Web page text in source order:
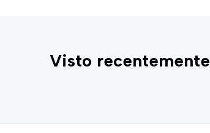
Visto recentemente